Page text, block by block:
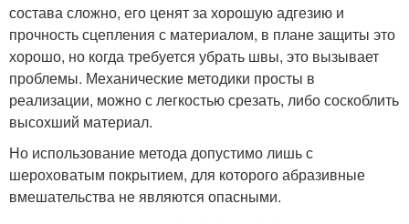
состава сложно, его ценят за хорошую адгезию и
прочность сцепления с материалом, в плане защиты это
хорошо, но когда требуется убрать швы, это вызывает
проблемы. Механические методики просты в
реализации, можно с легкостью срезать, либо соскоблить
высохший материал.
Но использование метода допустимо лишь с
шероховатым покрытием, для которого абразивные
вмешательства не являются опасными.